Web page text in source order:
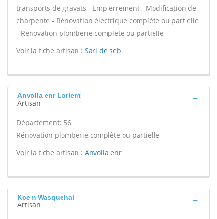
transports de gravats - Empierrement - Modification de
charpente - Rénovation électrique complète ou partielle
- Rénovation plomberie complète ou partielle -
Voir la fiche artisan : Sarl de seb
Anvolia enr Lorient
Artisan
Département: 56
Rénovation plomberie complète ou partielle -
Voir la fiche artisan : Anvolia enr
Kcem Wasquehal
Artisan